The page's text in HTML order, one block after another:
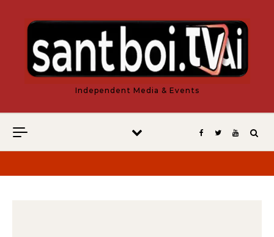
Independent Media & Events